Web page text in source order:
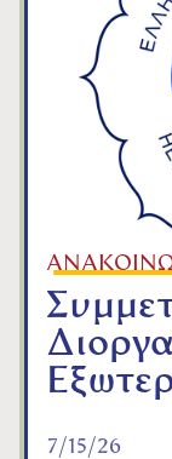
7/15/26